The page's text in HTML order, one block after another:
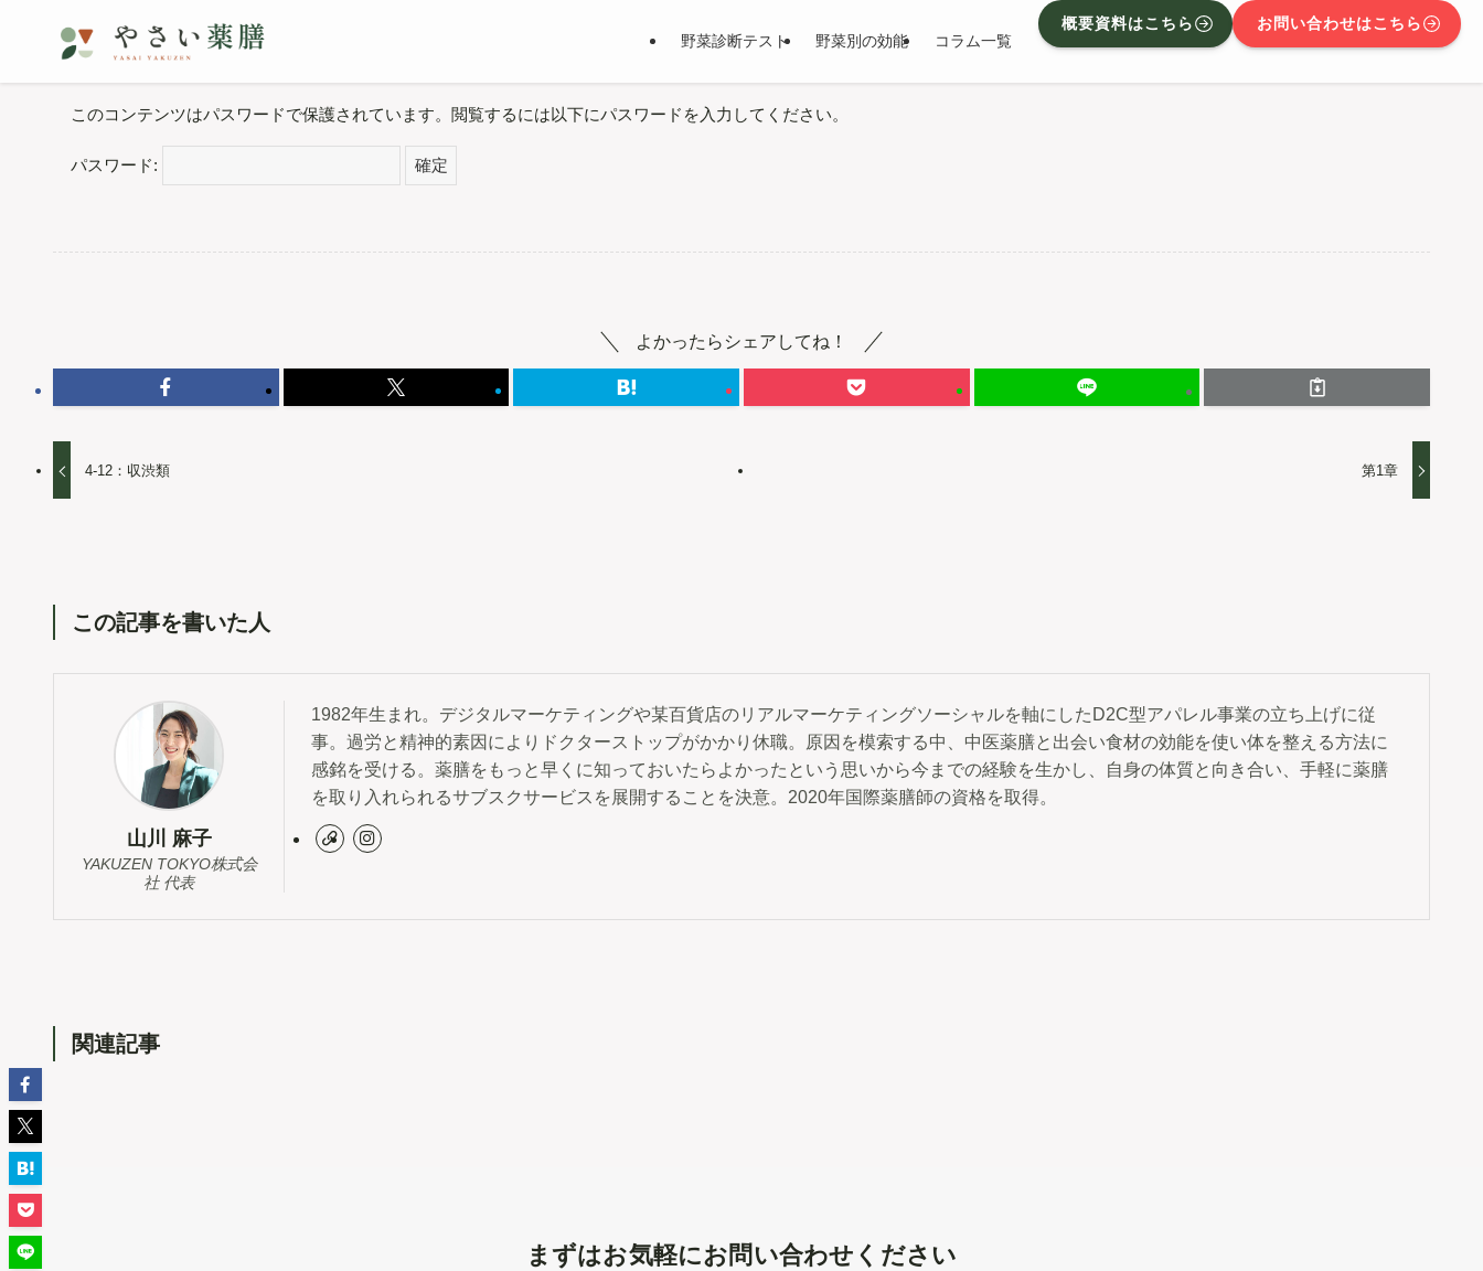
野菜診断テスト 野菜別の効能 コラム一覧
概要資料はこちら お問い合わせはこちら
このコンテンツはパスワードで保護されています。閲覧するには以下にパスワードを入力してください。
パスワード:
よかったらシェアしてね！
4-12：収渋類 第1章
この記事を書いた人
山川 麻子
YAKUZEN TOKYO株式会
社 代表
1982年生まれ。デジタルマーケティングや某百貨店のリアルマーケティングソーシャルを軸にしたD2C型アパレル事業の立ち上げに従
事。過労と精神的素因によりドクターストップがかかり休職。原因を模索する中、中医薬膳と出会い食材の効能を使い体を整える方法に
感銘を受ける。薬膳をもっと早くに知っておいたらよかったという思いから今までの経験を生かし、自身の体質と向き合い、手軽に薬膳
を取り入れられるサブスクサービスを展開することを決意。2020年国際薬膳師の資格を取得。
関連記事
まずはお気軽にお問い合わせください